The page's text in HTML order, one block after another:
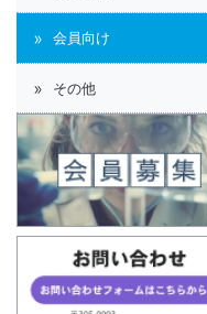
会員向け
その他